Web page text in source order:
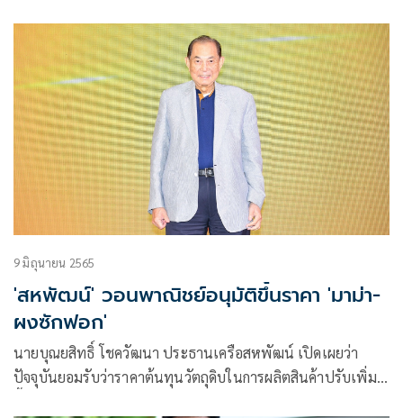
9 มิถุนายน 2565
'สหพัฒน์' วอนพาณิชย์อนุมัติขึ้นราคา 'มาม่า-
ผงซักฟอก'
นายบุณยสิทธิ์ โชควัฒนา ประธานเครือสหพัฒน์ เปิดเผยว่า
ปัจจุบันยอมรับว่าราคาต้นทุนวัตถุดิบในการผลิตสินค้าปรับเพิ่ม